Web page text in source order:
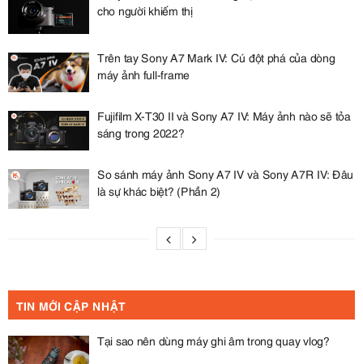
cho người khiếm thị
Trên tay Sony A7 Mark IV: Cú đột phá của dòng
máy ảnh full-frame
Fujifilm X-T30 II và Sony A7 IV: Máy ảnh nào sẽ tỏa
sáng trong 2022?
So sánh máy ảnh Sony A7 IV và Sony A7R IV: Đâu
là sự khác biệt? (Phần 2)
TIN MỚI CẬP NHẬT
Tại sao nên dùng máy ghi âm trong quay vlog?